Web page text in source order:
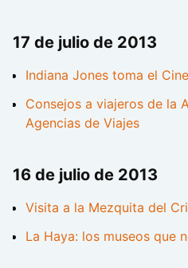
17 de julio de 2013
Indiana Jones toma el
Consejos a viajeros de la
Agencias de Viajes
16 de julio de 2013
Visita a la Mezquita del
La Haya: los museos que